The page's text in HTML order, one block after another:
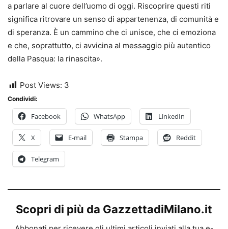
a parlare al cuore dell’uomo di oggi. Riscoprire questi riti
significa ritrovare un senso di appartenenza, di comunità e
di speranza. È un cammino che ci unisce, che ci emoziona
e che, soprattutto, ci avvicina al messaggio più autentico
della Pasqua: la rinascita».
Post Views: 3
Condividi:
Facebook WhatsApp LinkedIn
X E-mail Stampa Reddit
Telegram
Scopri di più da GazzettadiMilano.it